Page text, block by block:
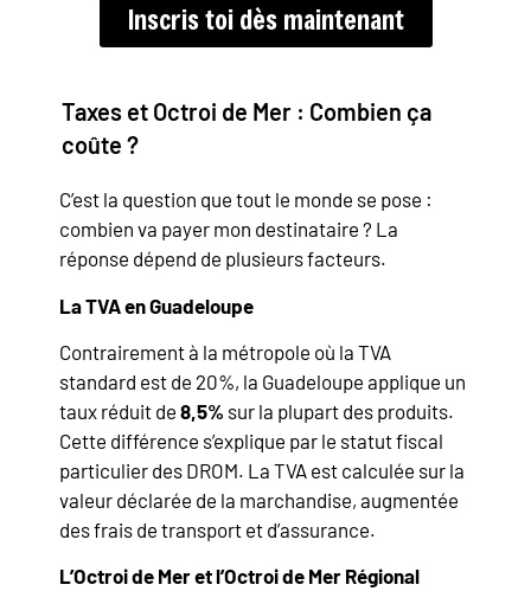
Inscris toi dès maintenant
Taxes et Octroi de Mer : Combien ça
coûte ?
C’est la question que tout le monde se pose :
combien va payer mon destinataire ? La
réponse dépend de plusieurs facteurs.
La TVA en Guadeloupe
Contrairement à la métropole où la TVA
standard est de 20%, la Guadeloupe applique un
taux réduit de8,5% sur la plupart des produits.
Cette différence s’explique par le statut fiscal
particulier des DROM. La TVA est calculée sur la
valeur déclarée de la marchandise, augmentée
des frais de transport et d’assurance.
L’Octroi de Mer et l’Octroi de Mer Régional